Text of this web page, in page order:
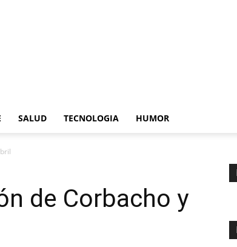
SALUD TECNOLOGIA HUMOR
de Corbacho y